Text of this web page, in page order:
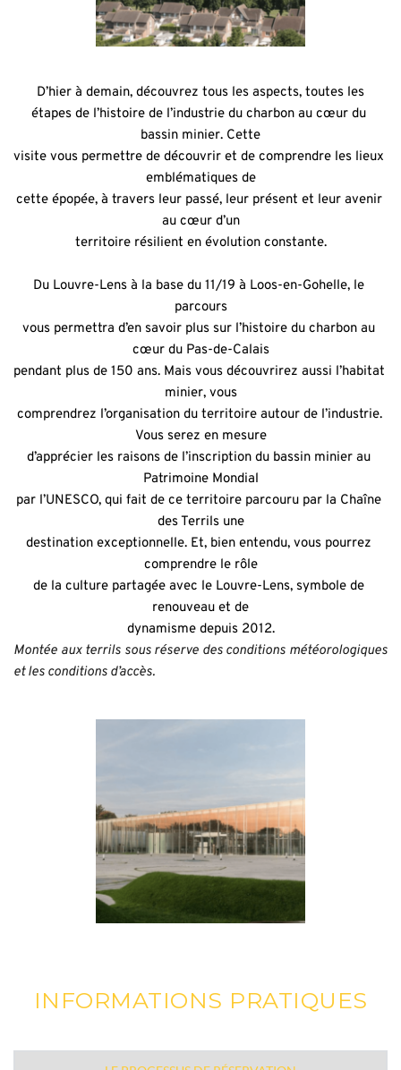
D’hier à demain, découvrez tous les aspects, toutes les
étapes de l’histoire de l’industrie du charbon au cœur du
bassin minier. Cette
visite vous permettre de découvrir et de comprendre les lieux
emblématiques de
cette épopée, à travers leur passé, leur présent et leur avenir
au cœur d’un
territoire résilient en évolution constante.
Du Louvre-Lens à la base du 11/19 à Loos-en-Gohelle, le
parcours
vous permettra d’en savoir plus sur l’histoire du charbon au
cœur du Pas-de-Calais
pendant plus de 150 ans. Mais vous découvrirez aussi l’habitat
minier, vous
comprendrez l’organisation du territoire autour de l’industrie.
Vous serez en mesure
d’apprécier les raisons de l’inscription du bassin minier au
Patrimoine Mondial
par l’UNESCO, qui fait de ce territoire parcouru par la Chaîne
des Terrils une
destination exceptionnelle. Et, bien entendu, vous pourrez
comprendre le rôle
de la culture partagée avec le Louvre-Lens, symbole de
renouveau et de
dynamisme depuis 2012.
Montée aux terrils sous réserve des conditions météorologiques
et les conditions d’accès.
INFORMATIONS PRATIQUES